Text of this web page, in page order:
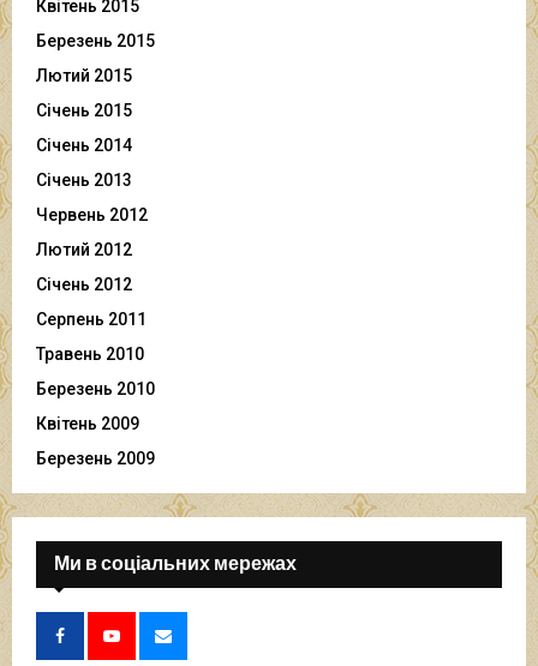
Квітень 2015
Березень 2015
Лютий 2015
Січень 2015
Січень 2014
Січень 2013
Червень 2012
Лютий 2012
Січень 2012
Серпень 2011
Травень 2010
Березень 2010
Квітень 2009
Березень 2009
Ми в соціальних мережах